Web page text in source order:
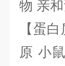
物 亲
【蛋
原 小